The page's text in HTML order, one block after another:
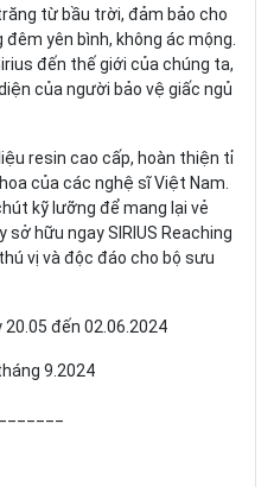
từ bầu trời, đảm bảo cho
yên bình, không ác mộng.
đến thế giới của chúng ta,
của người bảo vệ giấc ngủ
resin cao cấp, hoàn thiện tỉ
của các nghệ sĩ Việt Nam.
kỹ lưỡng để mang lại vẻ
hữu ngay SIRIUS Reaching
vị và độc đáo cho bộ sưu
20.05 đến 02.06.2024
tháng 9.2024